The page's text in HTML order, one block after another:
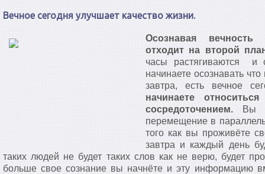
Вечное сегодня улучшает качество жизни.
Осознавая
отходит на второй
часы растягиваются и
начинаете осознавать
завтра, есть вечное
начинаете
сосредоточением. Вы
перемещение в
того как вы проживёте
завтра и каждый день
таких людей не будет таких слов как не верю, будет
больше свое сознание вы начнёте и эту информацию